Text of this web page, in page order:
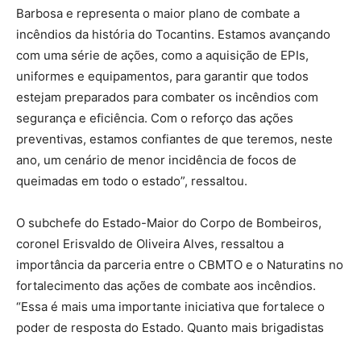
Barbosa e representa o maior plano de combate a
incêndios da história do Tocantins. Estamos avançando
com uma série de ações, como a aquisição de EPIs,
uniformes e equipamentos, para garantir que todos
estejam preparados para combater os incêndios com
segurança e eficiência. Com o reforço das ações
preventivas, estamos confiantes de que teremos, neste
ano, um cenário de menor incidência de focos de
queimadas em todo o estado”, ressaltou.
O subchefe do Estado-Maior do Corpo de Bombeiros,
coronel Erisvaldo de Oliveira Alves, ressaltou a
importância da parceria entre o CBMTO e o Naturatins no
fortalecimento das ações de combate aos incêndios.
“Essa é mais uma importante iniciativa que fortalece o
poder de resposta do Estado. Quanto mais brigadistas